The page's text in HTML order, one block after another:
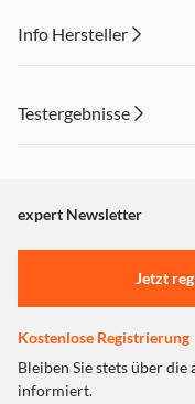
Info Hersteller
angezeigt. Um diesen
"Marketing".
Testergebnisse
expert Newsletter
Jetzt
Kostenlose Registrierung
Bleiben Sie stets über
informiert.